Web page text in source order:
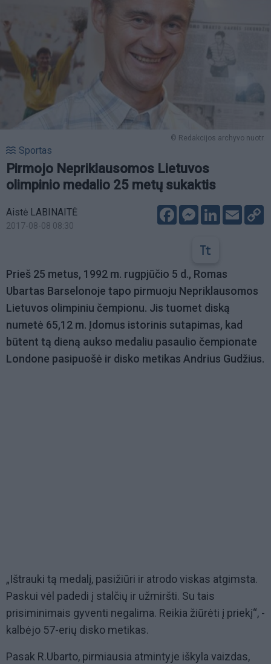
© Redakcijos archyvo nuotr.
Sportas
Pirmojo Nepriklausomos Lietuvos
olimpinio medalio 25 metų sukaktis
Aistė LABINAITĖ
2017-08-08 08:30
FacebookMessenger
LinkedIn
Email
Prieš 25 metus, 1992 m. rugpjūčio 5 d., Romas
Ubartas Barselonoje tapo pirmuoju Nepriklausomos
Lietuvos olimpiniu čempionu. Jis tuomet diską
numetė 65,12 m. Įdomus istorinis sutapimas, kad
būtent tą dieną aukso medaliu pasaulio čempionate
Londone pasipuošė ir disko metikas Andrius Gudžius.
„Ištrauki tą medalį, pasižiūri ir atrodo viskas atgimsta.
Paskui vėl padedi į stalčių ir užmiršti. Su tais
prisiminimais gyventi negalima. Reikia žiūrėti į priekį“, -
kalbėjo 57-erių disko metikas.
Pasak R.Ubarto, pirmiausia atmintyje iškyla vaizdas,